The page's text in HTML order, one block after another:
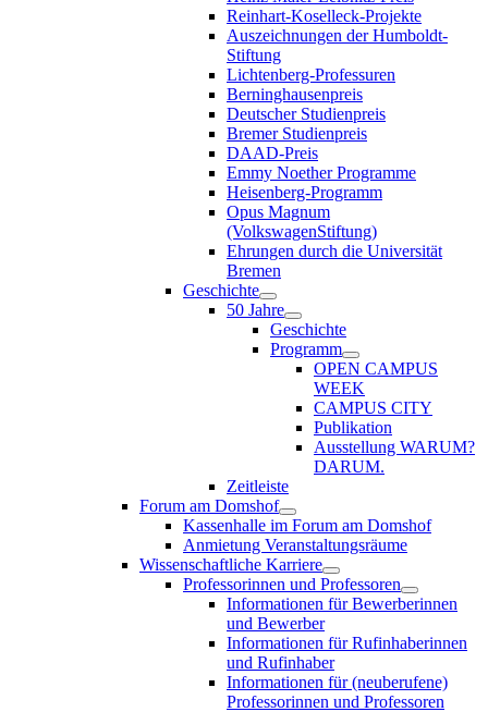
Reinhart-Koselleck-Projekte
Auszeichnungen der Humboldt-
Stiftung
Lichtenberg-Professuren
Berninghausenpreis
Deutscher Studienpreis
Bremer Studienpreis
DAAD-Preis
Emmy Noether Programme
Heisenberg-Programm
Opus Magnum
(VolkswagenStiftung)
Ehrungen durch die Universität
Bremen
Geschichte
50 Jahre
Geschichte
Programm
OPEN CAMPUS
WEEK
CAMPUS CITY
Publikation
Ausstellung WARUM?
DARUM.
Zeitleiste
Forum am Domshof
Kassenhalle im Forum am Domshof
Anmietung Veranstaltungsräume
Wissenschaftliche Karriere
Professorinnen und Professoren
Informationen für Bewerberinnen
und Bewerber
Informationen für Rufinhaberinnen
und Rufinhaber
Informationen für (neuberufene)
Professorinnen und Professoren